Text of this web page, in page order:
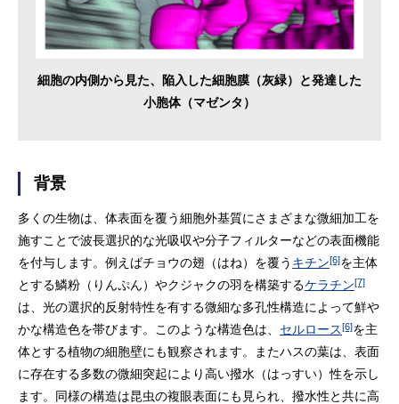
細胞の内側から見た、陥入した細胞膜（灰緑）と発達した
小胞体（マゼンタ）
背景
多くの生物は、体表面を覆う細胞外基質にさまざまな微細加工を
施すことで波長選択的な光吸収や分子フィルターなどの表面機能
を付与します。例えばチョウの翅（はね）を覆う キチン[6]を主体
とする鱗粉（りんぷん）やクジャクの羽を構築するケラチン[7]
は、光の選択的反射特性を有する微細な多孔性構造によって鮮や
かな構造色を帯びます。このような構造色は、 セルロース[6]を主
体とする植物の細胞壁にも観察されます。またハスの葉は、表面
に存在する多数の微細突起により高い撥水（はっすい）性を示し
ます。同様の構造は昆虫の複眼表面にも見られ、撥水性と共に高